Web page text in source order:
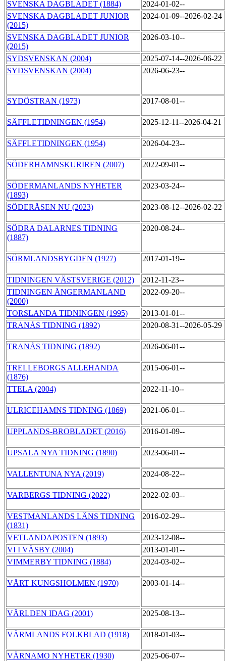
SVENSKA DAGBLADET (1884)
2024-01-02--
SVENSKA DAGBLADET JUNIOR
(2015)
2024-01-09--2026-02-24
SVENSKA DAGBLADET JUNIOR
(2015)
2026-03-10--
SYDSVENSKAN (2004)
2025-07-14--2026-06-22
SYDSVENSKAN (2004)
2026-06-23--
SYDÖSTRAN (1973) 2017-08-01--
SÄFFLETIDNINGEN (1954) 2025-12-11--2026-04-21
SÄFFLETIDNINGEN (1954) 2026-04-23--
SÖDERHAMNSKURIREN (2007) 2022-09-01--
SÖDERMANLANDS NYHETER
(1893)
2023-03-24--
SÖDERÅSEN NU (2023) 2023-08-12--2026-02-22
SÖDRA DALARNES TIDNING
(1887)
2020-08-24--
SÖRMLANDSBYGDEN (1927) 2017-01-19--
TIDNINGEN VÄSTSVERIGE (2012)
2012-11-23--
TIDNINGEN ÅNGERMANLAND
(2000)
2022-09-20--
TORSLANDA TIDNINGEN (1995)
2013-01-01--
TRANÅS TIDNING (1892)
2020-08-31--2026-05-29
TRANÅS TIDNING (1892) 2026-06-01--
TRELLEBORGS ALLEHANDA
(1876)
2015-06-01--
TTELA (2004) 2022-11-10--
ULRICEHAMNS TIDNING (1869) 2021-06-01--
UPPLANDS-BROBLADET (2016) 2016-01-09--
UPSALA NYA TIDNING (1890) 2023-06-01--
VALLENTUNA NYA (2019) 2024-08-22--
VARBERGS TIDNING (2022) 2022-02-03--
VESTMANLANDS LÄNS TIDNING
(1831)
2016-02-29--
VETLANDAPOSTEN (1893)
2023-12-08--
VI I VÄSBY (2004)
2013-01-01--
VIMMERBY TIDNING (1884)
2024-03-02--
VÅRT KUNGSHOLMEN (1970) 2003-01-14--
VÄRLDEN IDAG (2001) 2025-08-13--
VÄRMLANDS FOLKBLAD (1918) 2018-01-03--
VÄRNAMO NYHETER (1930) 2025-06-07--